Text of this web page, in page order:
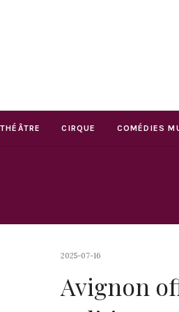
THÉÂTRE CIRQUE COMÉDIES
2025-07-16
Avignon